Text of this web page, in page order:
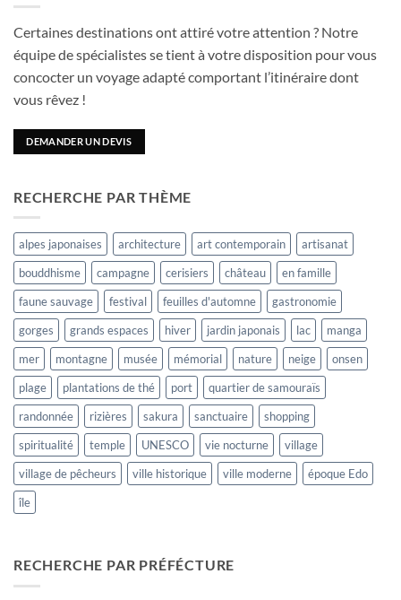
Certaines destinations ont attiré votre attention ? Notre
équipe de spécialistes se tient à votre disposition pour vous
concocter un voyage adapté comportant l’itinéraire dont
vous rêvez !
DEMANDER UN DEVIS
RECHERCHE PAR THÈME
alpes japonaises architecture art contemporain
artisanat
bouddhisme
campagne cerisiers château
en famille
faune sauvage
festival feuilles d'automne
gastronomie
gorges
grands espaces hiver jardin japonais lac
manga
mer
montagne musée mémorial nature neige
onsen
plage
plantations de thé port
quartier de samouraïs
randonnée
rizières sakura sanctuaire
shopping
spiritualité
temple UNESCO vie nocturne
village
village de pêcheurs
ville historique ville moderne
époque Edo
île
RECHERCHE PAR PRÉFÉCTURE